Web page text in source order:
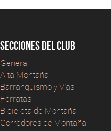
Secciones del club
General
Alta Montaña
Barranquismo y Vías
Ferratas
Bicicleta de Montaña
Corredores de Montaña